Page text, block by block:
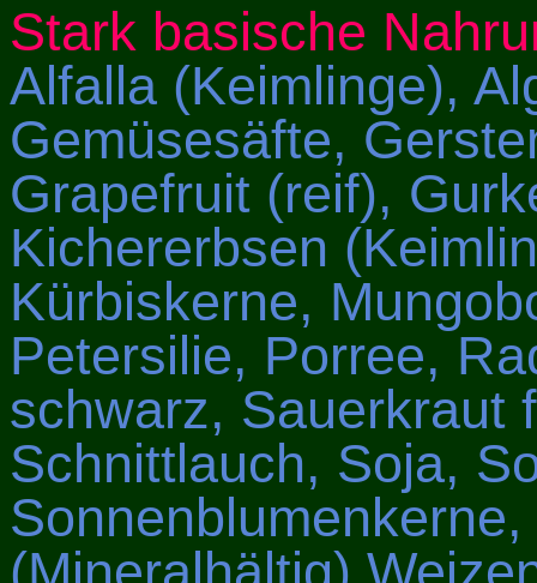
Stark basische
Alfalla (Keimlinge),
Gemüsesäfte,
Grapefruit (reif),
Kichererbsen
Kürbiskerne,
Petersilie, Porree,
schwarz, Sauerkraut
Schnittlauch, Soja,